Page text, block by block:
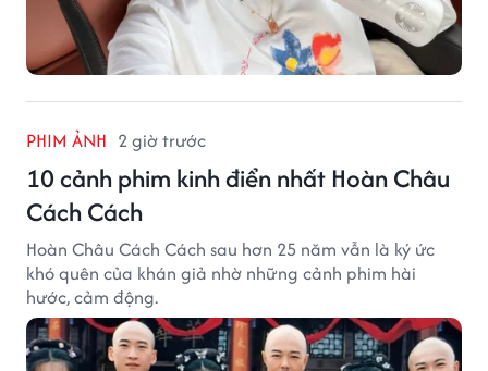
PHIM ẢNH 2 giờ trước
10 cảnh phim kinh điển nhất Hoàn Châu
Cách Cách
Hoàn Châu Cách Cách sau hơn 25 năm vẫn là ký ức
khó quên của khán giả nhờ những cảnh phim hài
hước, cảm động.